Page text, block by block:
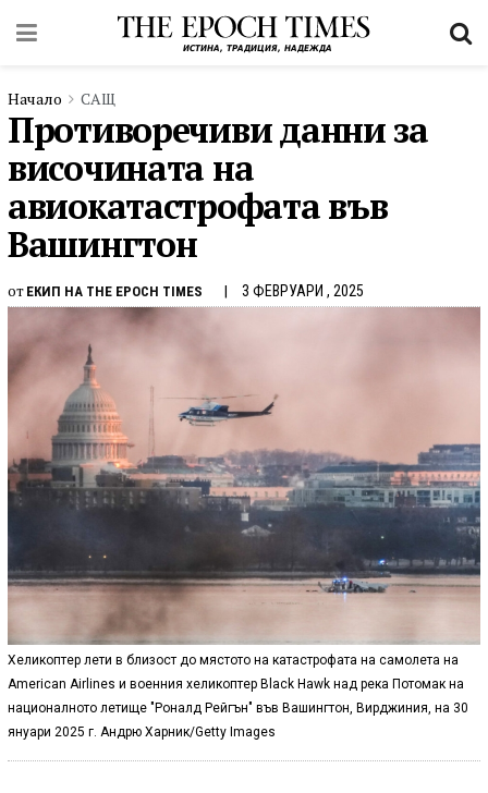
Начало САЩ
Противоречиви данни за
височината на
авиокатастрофата във
Вашингтон
от ЕКИП НА THE EPOCH TIMES 3 ФЕВРУАРИ , 2025
Хеликоптер лети в близост до мястото на катастрофата на самолета на
American Airlines и военния хеликоптер Black Hawk над река Потомак на
националното летище "Роналд Рейгън" във Вашингтон, Вирджиния, на 30
януари 2025 г. Андрю Харник/Getty Images